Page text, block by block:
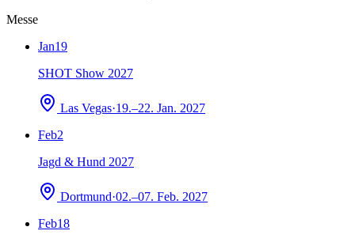
Messe
Jan19
SHOT Show 2027
Las Vegas·19.–22. Jan. 2027
Feb2
Jagd & Hund 2027
Dortmund·02.–07. Feb. 2027
Feb18